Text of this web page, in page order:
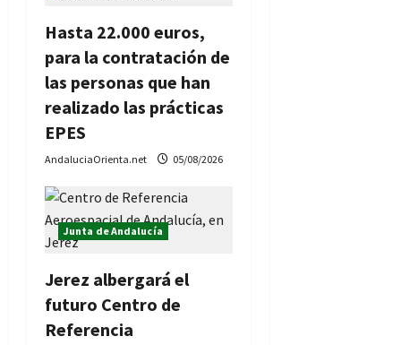
a
d
a
s
Hasta 22.000 euros,
para la contratación de
las personas que han
realizado las prácticas
EPES
AndaluciaOrienta.net 05/08/2026
Junta de Andalucía
Jerez albergará el
futuro Centro de
Referencia